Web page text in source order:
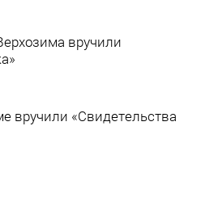
вручили
вручили «Свидетельства